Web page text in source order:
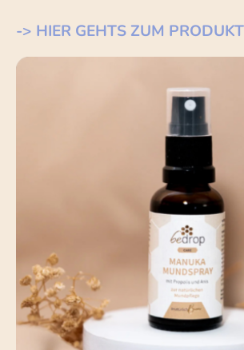
-> HIER GEHTS ZUM PRODUKT